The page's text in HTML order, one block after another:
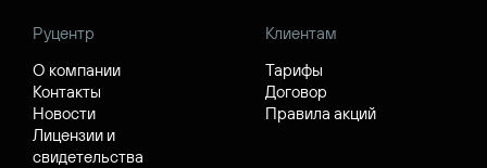
Руцентр
О компании
Контакты
Новости
Лицензии и
свидетельства
Клиентам
Тарифы
Договор
Правила акций